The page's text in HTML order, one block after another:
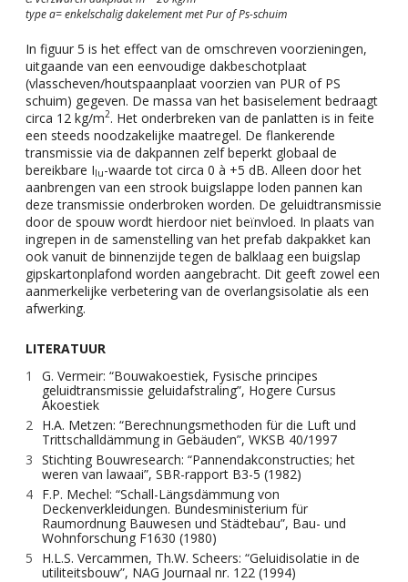
type a= enkelschalig dakelement met Pur of Ps-schuim
In figuur 5 is het effect van de omschreven voorzieningen,
uitgaande van een eenvoudige dakbeschotplaat
(vlasscheven/houtspaanplaat voorzien van PUR of PS
schuim) gegeven. De massa van het basiselement bedraagt
circa 12 kg/m2. Het onderbreken van de panlatten is in feite
een steeds noodzakelijke maatregel. De flankerende
transmissie via de dakpannen zelf beperkt globaal de
bereikbare Ilu-waarde tot circa 0 à +5 dB. Alleen door het
aanbrengen van een strook buigslappe loden pannen kan
deze transmissie onderbroken worden. De geluidtransmissie
door de spouw wordt hierdoor niet beïnvloed. In plaats van
ingrepen in de samenstelling van het prefab dakpakket kan
ook vanuit de binnenzijde tegen de balklaag een buigslap
gipskartonplafond worden aangebracht. Dit geeft zowel een
aanmerkelijke verbetering van de overlangsisolatie als een
afwerking.
LITERATUUR
G. Vermeir: “Bouwakoestiek, Fysische principes
geluidtransmissie geluidafstraling”, Hogere Cursus
Akoestiek
H.A. Metzen: “Berechnungsmethoden für die Luft und
Trittschalldämmung in Gebäuden”, WKSB 40/1997
Stichting Bouwresearch: “Pannendakconstructies; het
weren van lawaai”, SBR-rapport B3-5 (1982)
F.P. Mechel: “Schall-Längsdämmung von
Deckenverkleidungen. Bundesministerium für
Raumordnung Bauwesen und Städtebau”, Bau- und
Wohnforschung F1630 (1980)
H.L.S. Vercammen, Th.W. Scheers: “Geluidisolatie in de
utiliteitsbouw”, NAG Journaal nr. 122 (1994)